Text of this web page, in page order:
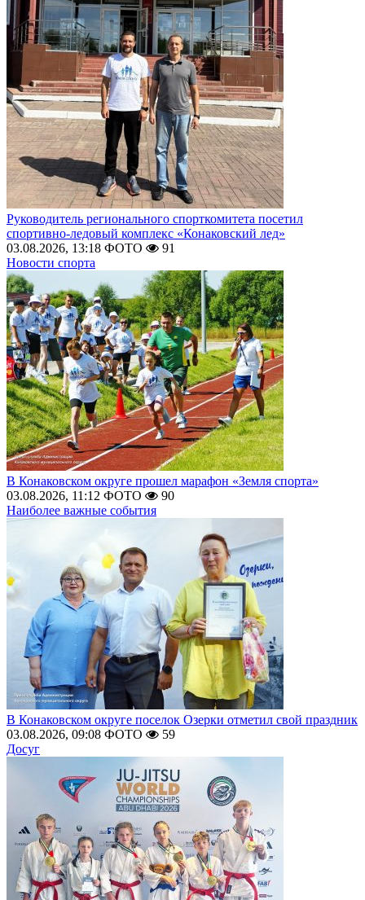
Руководитель регионального спорткомитета посетил
спортивно-ледовый комплекс «Конаковский лед»
03.08.2026, 13:18 ФОТО
91
Новости спорта
В Конаковском округе прошел марафон «Земля спорта»
03.08.2026, 11:12 ФОТО
90
Наиболее важные события
В Конаковском округе поселок Озерки отметил свой праздник
03.08.2026, 09:08 ФОТО
59
Досуг